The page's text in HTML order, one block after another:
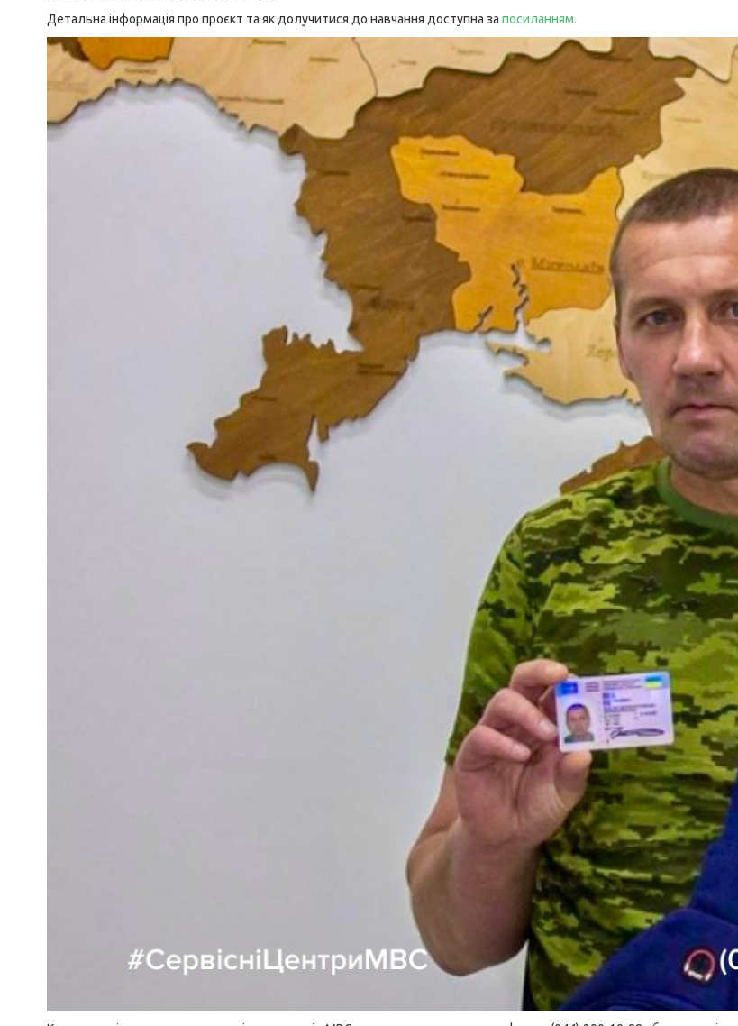
Детальна інформація про проєкт та як долучитися до навчання доступна за посиланням.